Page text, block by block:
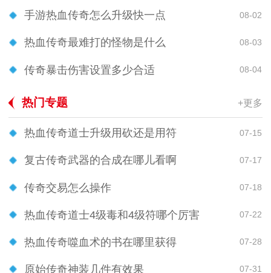
手游热血传奇怎么升级快一点 08-02
热血传奇最难打的怪物是什么 08-03
传奇暴击伤害设置多少合适 08-04
热门专题 +更多
热血传奇道士升级用砍还是用符 07-15
复古传奇武器的合成在哪儿看啊 07-17
传奇交易怎么操作 07-18
热血传奇道士4级毒和4级符哪个厉害 07-22
热血传奇噬血术的书在哪里获得 07-28
原始传奇神装几件有效果 07-31